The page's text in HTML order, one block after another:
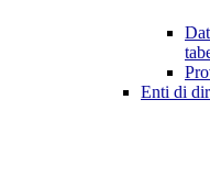
Enti di